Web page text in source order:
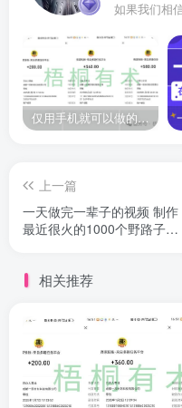
如果我们相
仅用手机就可以做的小项目，当天就能见钱，每天100-300
上一篇
一天做完一辈子的视频 制作
最近很火的1000个野路子信
相关推荐